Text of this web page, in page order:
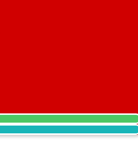
NTD 277,726